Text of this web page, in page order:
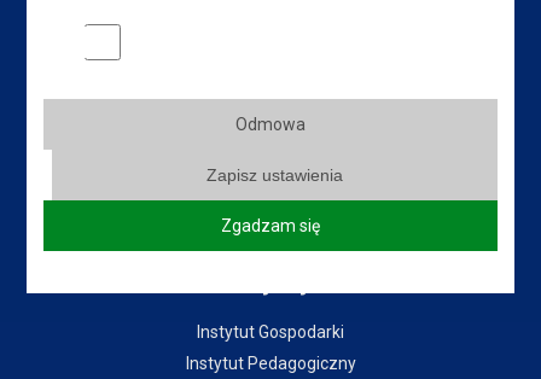
Mapa Kampusu
Do pobrania
Instytut Gospodarki
Instytut Pedagogiczny
Marketingowe pliki cookies
Odmowa
Zapisz ustawienia
Zgadzam się